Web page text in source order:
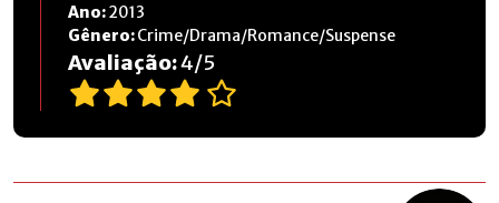
Ano:2013
Gênero:Crime/Drama/Romance/Suspense
Avaliação:4/5